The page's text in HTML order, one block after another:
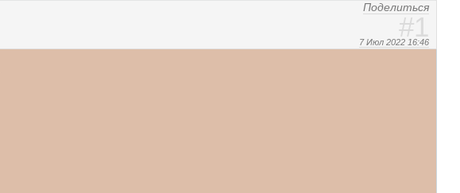
Поделиться
1
7 Июл 2022 16:46